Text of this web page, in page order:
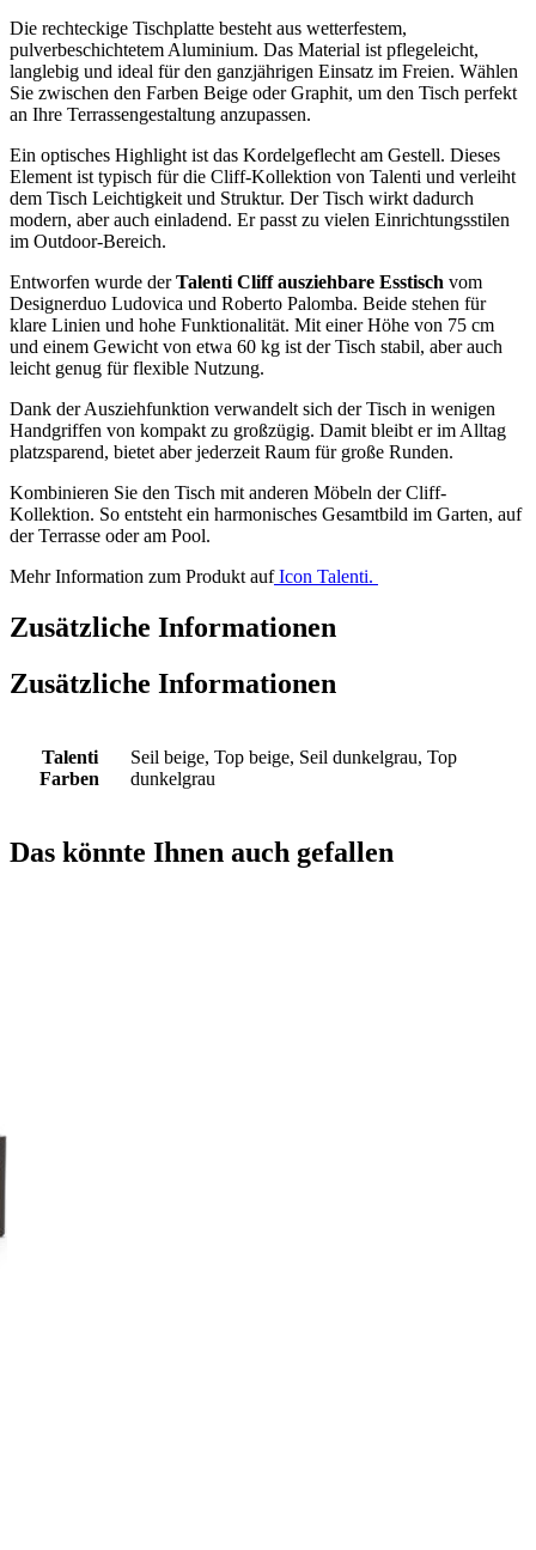
Die rechteckige Tischplatte besteht aus wetterfestem,
pulverbeschichtetem Aluminium. Das Material ist pflegeleicht,
langlebig und ideal für den ganzjährigen Einsatz im Freien. Wählen
Sie zwischen den Farben Beige oder Graphit, um den Tisch perfekt
an Ihre Terrassengestaltung anzupassen.
Ein optisches Highlight ist das Kordelgeflecht am Gestell. Dieses
Element ist typisch für die Cliff-Kollektion von Talenti und verleiht
dem Tisch Leichtigkeit und Struktur. Der Tisch wirkt dadurch
modern, aber auch einladend. Er passt zu vielen Einrichtungsstilen
im Outdoor-Bereich.
Entworfen wurde derTalenti Cliff ausziehbare Esstisch vom
Designerduo Ludovica und Roberto Palomba. Beide stehen für
klare Linien und hohe Funktionalität. Mit einer Höhe von 75 cm
und einem Gewicht von etwa 60 kg ist der Tisch stabil, aber auch
leicht genug für flexible Nutzung.
Dank der Ausziehfunktion verwandelt sich der Tisch in wenigen
Handgriffen von kompakt zu großzügig. Damit bleibt er im Alltag
platzsparend, bietet aber jederzeit Raum für große Runden.
Kombinieren Sie den Tisch mit anderen Möbeln der Cliff-
Kollektion. So entsteht ein harmonisches Gesamtbild im Garten, auf
der Terrasse oder am Pool.
Mehr Information zum Produkt aufIcon Talenti.
Zusätzliche Informationen
Zusätzliche Informationen
Talenti
Farben
Seil beige, Top beige, Seil dunkelgrau, Top
dunkelgrau
Das könnte Ihnen auch gefallen